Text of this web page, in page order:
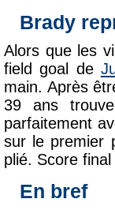
Brady
Alors que les
field goal de
main. Après
39 ans
parfaitement
sur le premier
plié. Score
En bref